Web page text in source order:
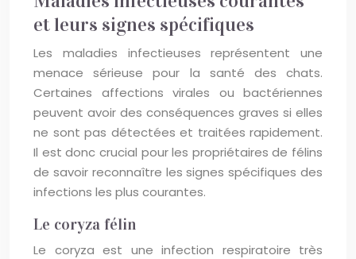
et leurs signes spécifiques
Les maladies infectieuses représentent une
menace sérieuse pour la santé des chats.
Certaines affections virales ou bactériennes
peuvent avoir des conséquences graves si elles
ne sont pas détectées et traitées rapidement.
Il est donc crucial pour les propriétaires de félins
de savoir reconnaître les signes spécifiques des
infections les plus courantes.
Le coryza félin
Le coryza est une infection respiratoire très